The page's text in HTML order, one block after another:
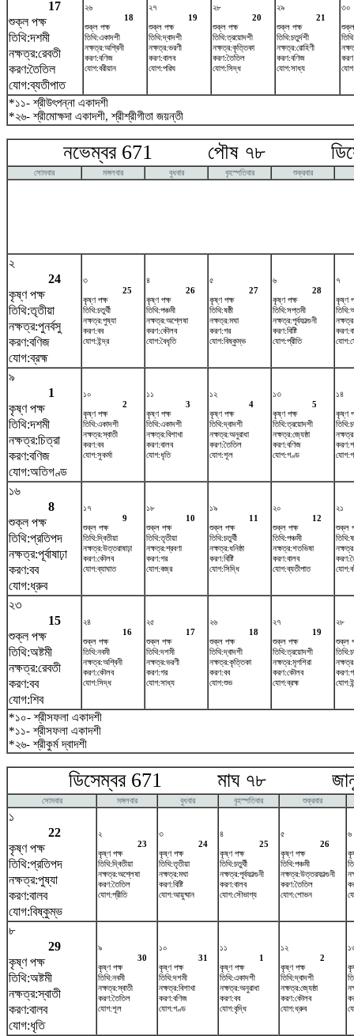
17
শুক্ল পক্ষ
তিথি:দশমী
নক্ষত্র:রেবতী
করণ:তৈতিল
যোগ:ব্যতীপাত
২৬
18
শুক্ল পক্ষ
তিথি:একাদশী
নক্ষত্র:অশ্বিনী
করণ:বণিজ
যোগ:বরীয়ান
২৭
19
শুক্ল পক্ষ
তিথি:দ্বাদশী
নক্ষত্র:ভরণী
করণ:বালব
যোগ:পরিঘ
২৮
20
শুক্ল পক্ষ
তিথি:ত্রয়োদশী
নক্ষত্র:কৃত্তিকা
করণ:তৈতিল
যোগ:সিদ্ধ
২৯
21
শুক্ল পক্ষ
তিথি:চতুর্দশী
নক্ষত্র:রোহিণী
করণ:বণিজ
যোগ:সাধ্য
৩০
*১১- শ্রীউৎপন্না একাদশী
*২৬- শ্রীমোক্ষদা একাদশী, শ্রীশ্রীগীতা জয়ন্তী
নভেম্বর 671 পৌষ ৭৮
সোমবার মঙ্গলবার বুধবার বৃহস্পতিবার শুক্রবার
২
24
কৃষ্ণ পক্ষ
তিথি:তৃতীয়া
নক্ষত্র:পুনর্বসু
করণ:বণিজ
যোগ:ব্রহ্ম
৩
25
কৃষ্ণ পক্ষ
তিথি:চতুর্থী
নক্ষত্র:পুষ্যা
করণ:বব
যোগ:ইন্দ্র
৪
26
কৃষ্ণ পক্ষ
তিথি:পঞ্চমী
নক্ষত্র:অশ্লেষা
করণ:কৌলব
যোগ:বৈধৃতি
৫
27
কৃষ্ণ পক্ষ
তিথি:ষষ্ঠী
নক্ষত্র:মঘা
করণ:গর
যোগ:বিষ্কুম্ভ
৬
28
কৃষ্ণ পক্ষ
তিথি:সপ্তমী
নক্ষত্র:পূর্বফাল্গুনী
করণ:বিষ্টি
যোগ:প্রীতি
৭
কৃষ্ণ
৯
1
কৃষ্ণ পক্ষ
তিথি:দশমী
নক্ষত্র:চিত্রা
করণ:বণিজ
যোগ:অতিগণ্ড
১০
2
কৃষ্ণ পক্ষ
তিথি:একাদশী
নক্ষত্র:স্বাতী
করণ:বব
যোগ:সুকর্মা
১১
3
কৃষ্ণ পক্ষ
তিথি:একাদশী
নক্ষত্র:বিশাখা
করণ:বালব
যোগ:ধৃতি
১২
4
কৃষ্ণ পক্ষ
তিথি:দ্বাদশী
নক্ষত্র:অনুরাধা
করণ:তৈতিল
যোগ:শূল
১৩
5
কৃষ্ণ পক্ষ
তিথি:ত্রয়োদশী
নক্ষত্র:জ্যেষ্ঠা
করণ:বণিজ
যোগ:গণ্ড
১৪
কৃষ্ণ
১৬
8
শুক্ল পক্ষ
তিথি:প্রতিপদ
নক্ষত্র:পূর্বাষাঢ়া
করণ:বব
যোগ:ধ্রুব
১৭
9
শুক্ল পক্ষ
তিথি:দ্বিতীয়া
নক্ষত্র:উত্তরাষাঢ়া
করণ:কৌলব
যোগ:ব্যাঘাত
১৮
10
শুক্ল পক্ষ
তিথি:তৃতীয়া
নক্ষত্র:শ্রবণা
করণ:গর
যোগ:বজ্র
১৯
11
শুক্ল পক্ষ
তিথি:চতুর্থী
নক্ষত্র:ধনিষ্ঠা
করণ:বিষ্টি
যোগ:সিদ্ধি
২০
12
শুক্ল পক্ষ
তিথি:পঞ্চমী
নক্ষত্র:শতভিষ‌া
করণ:বালব
যোগ:ব্যতীপাত
২১
শুক্ল
২৩
15
শুক্ল পক্ষ
তিথি:অষ্টমী
নক্ষত্র:রেবতী
করণ:বব
যোগ:শিব
২৪
16
শুক্ল পক্ষ
তিথি:নবমী
নক্ষত্র:অশ্বিনী
করণ:কৌলব
যোগ:সিদ্ধ
২৫
17
শুক্ল পক্ষ
তিথি:দশমী
নক্ষত্র:ভরণী
করণ:গর
যোগ:সাধ্য
২৬
18
শুক্ল পক্ষ
তিথি:দ্বাদশী
নক্ষত্র:কৃত্তিকা
করণ:বব
যোগ:শুভ
২৭
19
শুক্ল পক্ষ
তিথি:ত্রয়োদশী
নক্ষত্র:মৃগশিরা
করণ:কৌলব
যোগ:ব্রহ্ম
২৮
শুক্ল
*১০- শ্রীসফলা একাদশী
*১১- শ্রীসফলা একাদশী
*২৬- শ্রীকুর্ম দ্বাদশী
ডিসেম্বর 671 মাঘ ৭৮
সোমবার মঙ্গলবার বুধবার বৃহস্পতিবার শুক্রবার
১
22
কৃষ্ণ পক্ষ
তিথি:প্রতিপদ
নক্ষত্র:পুষ্যা
করণ:বালব
যোগ:বিষ্কুম্ভ
২
23
কৃষ্ণ পক্ষ
তিথি:দ্বিতীয়া
নক্ষত্র:অশ্লেষা
করণ:তৈতিল
যোগ:প্রীতি
৩
24
কৃষ্ণ পক্ষ
তিথি:তৃতীয়া
নক্ষত্র:মঘা
করণ:বিষ্টি
যোগ:আয়ুষ্মান
৪
25
কৃষ্ণ পক্ষ
তিথি:চতুর্থী
নক্ষত্র:পূর্বফাল্গুনী
করণ:বালব
যোগ:সৌভাগ্য
৫
26
কৃষ্ণ পক্ষ
তিথি:পঞ্চমী
নক্ষত্র:উত্তরফাল্গুনী
করণ:তৈতিল
যোগ:শোভন
৬
৮
29
কৃষ্ণ পক্ষ
তিথি:অষ্টমী
নক্ষত্র:স্বাতী
করণ:বালব
যোগ:ধৃতি
৯
30
কৃষ্ণ পক্ষ
তিথি:নবমী
নক্ষত্র:স্বাতী
করণ:তৈতিল
যোগ:শূল
১০
31
কৃষ্ণ পক্ষ
তিথি:দশমী
নক্ষত্র:বিশাখা
করণ:বণিজ
যোগ:গণ্ড
১১
1
কৃষ্ণ পক্ষ
তিথি:একাদশী
নক্ষত্র:অনুরাধা
করণ:বব
যোগ:বৃদ্ধি
১২
2
কৃষ্ণ পক্ষ
তিথি:দ্বাদশী
নক্ষত্র:জ্যেষ্ঠা
করণ:কৌলব
যোগ:ধ্রুব